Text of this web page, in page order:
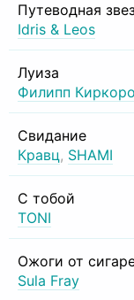
Путеводная
Idris & Leos
Луиза
Филипп
Свидание
Кравц, SHAMI
С тобой
TONI
Ожоги от
Sula Fray